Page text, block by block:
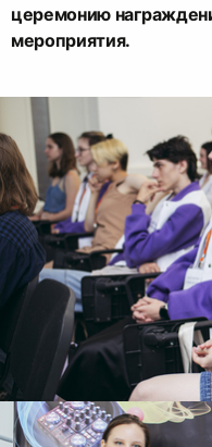
церемонию
мероприятия.